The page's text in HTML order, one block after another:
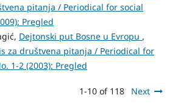
pitanja / Periodical for social
Pregled
Dejtonski put Bosne u Evropu ,
za društvena pitanja / Periodical for
1-2 (2003): Pregled
1-10 of 118 Next